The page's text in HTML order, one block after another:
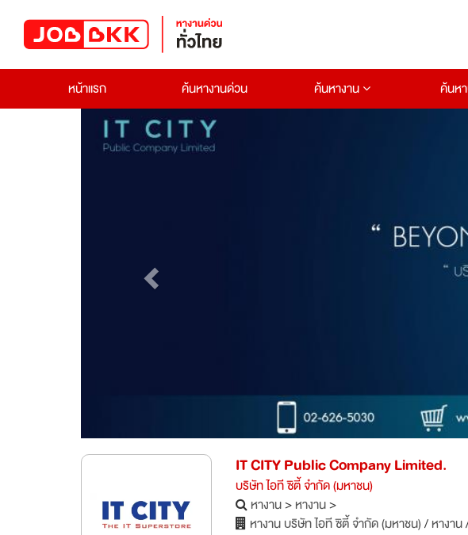
หน้าแรก
ค้นหางานด่วน ค้นหางาน ค้นห
Previous
IT CITY Public Company Limited.
บริษัท ไอที ซิตี้ จำกัด (มหาชน)
หางาน>หางาน>
หางาน บริษัท ไอที ซิตี้ จำกัด (มหาชน)/หางาน